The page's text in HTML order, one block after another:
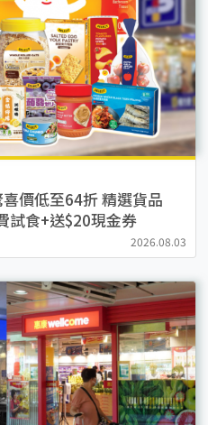
價低至64折 精選貨品
試食+送$20現金券
2026.08.03